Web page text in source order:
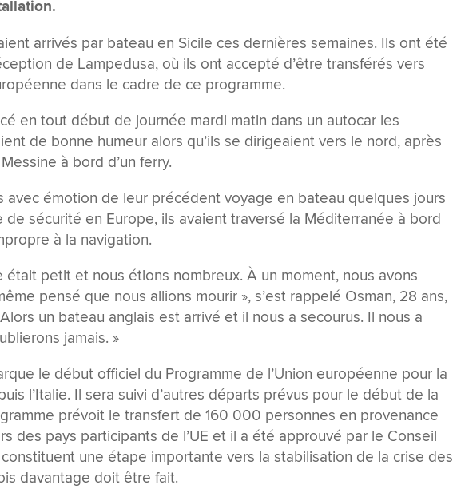
arrivés par bateau en Sicile ces dernières semaines. Ils ont été
de Lampedusa, où ils ont accepté d’être transférés vers
dans le cadre de ce programme.
en tout début de journée mardi matin dans un autocar les
de bonne humeur alors qu’ils se dirigeaient vers le nord, après
à bord d’un ferry.
avec émotion de leur précédent voyage en bateau quelques jours
de sécurité en Europe, ils avaient traversé la Méditerranée à bord
à la navigation.
était petit et nous étions nombreux. À un moment, nous avons
pensé que nous allions mourir », s’est rappelé Osman, 28 ans,
un bateau anglais est arrivé et il nous a secourus. Il nous a
jamais. »
le début officiel du Programme de l’Union européenne pour la
l’Italie. Il sera suivi d’autres départs prévus pour le début de la
prévoit le transfert de 160 000 personnes en provenance
des pays participants de l’UE et il a été approuvé par le Conseil
une étape importante vers la stabilisation de la crise des
davantage doit être fait.